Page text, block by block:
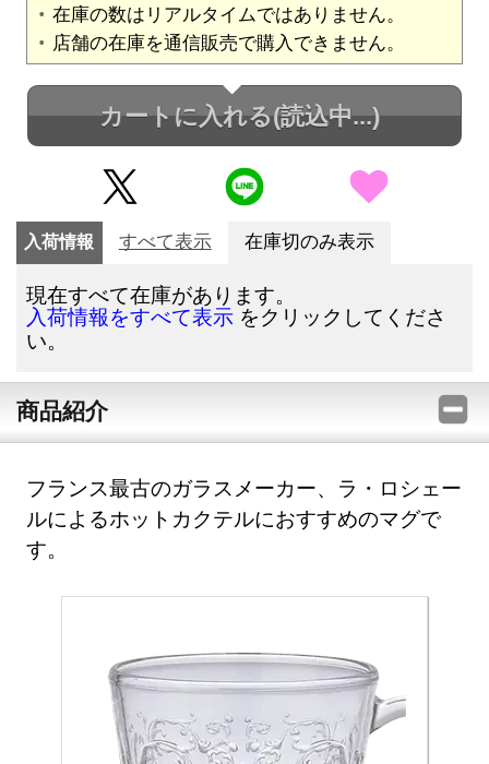
在庫の数はリアルタイムではありません。
店舗の在庫を通信販売で購入できません。
カートに入れる(読込中...)
入荷情報 すべて表示 在庫切のみ表示
現在すべて在庫があります。
入荷情報をすべて表示 をクリックしてくださ
い。
商品紹介
フランス最古のガラスメーカー、ラ・ロシェー
ルによるホットカクテルにおすすめのマグで
す。